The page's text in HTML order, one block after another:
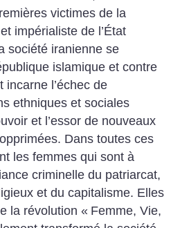
victimes de la
impérialiste de l’État
société iranienne se
islamique et contre
incarne l’échec de
ethniques et sociales
et l’essor de nouveaux
Dans toutes ces
les femmes qui sont à
criminelle du patriarcat,
et du capitalisme. Elles
la révolution « Femme, Vie,